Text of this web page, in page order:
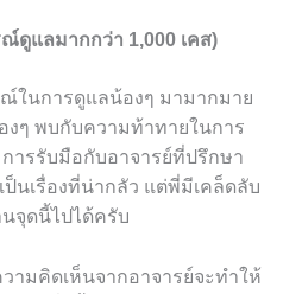
ดูแลมากกว่า 1,000 เคส)
ในการดูแลน้องๆ มามากมาย
งๆ พบกับความท้าทายในการ
ารรับมือกับอาจารย์ที่ปรึกษา
นเรื่องที่น่ากลัว แต่พี่มีเคล็ดลับ
จุดนี้ไปได้ครับ
ามคิดเห็นจากอาจารย์จะทำให้